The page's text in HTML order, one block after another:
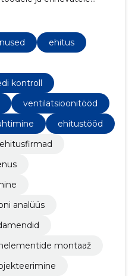
mitmekülgseid
kuni viimistluseni.
ehitus
kontroll
ventilatsioonitööd
ehitustööd
analüüs
montaaž